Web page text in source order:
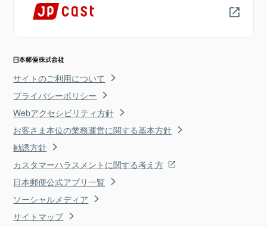
サイトのご利用について
プライバシーポリシー
Webアクセシビリティ方針
お客さま本位の業務運営に関する基本方針
勧誘方針
カスタマーハラスメントに関する考え方
日本郵便公式アプリ一覧
ソーシャルメディア
サイトマップ